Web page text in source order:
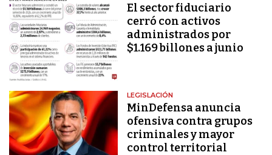
El sector fiduciario
cerró con activos
administrados por
$1.169 billones a junio
LEGISLACIÓN
MinDefensa anuncia
ofensiva contra grupos
criminales y mayor
control territorial